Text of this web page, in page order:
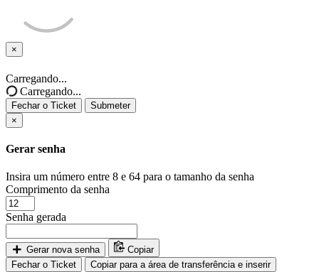
×
Fechar
Ticket
Carregando...
Carregando...
Fechar o Ticket
Submeter
×
Gerar senha
Insira um número entre 8 e 64 para o tamanho da senha
Comprimento da senha
Senha gerada
Gerar nova senha
Copiar
Fechar o Ticket
Copiar para a área de transferência e inserir